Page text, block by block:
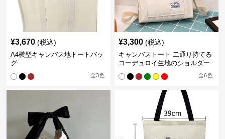
¥3,670 (税込)
A4横型キャンバス地トートバッ
グ
全3色
¥3,300 (税込)
キャンバストート 二通り持てる
コーデュロイ生地のショルダー
全6色